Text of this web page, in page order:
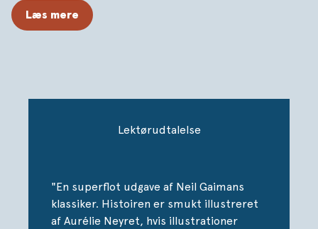
Coraline
er eventyr og gys, som river dig med fra første
side.
magisk værk!«
Læs mere
Lektørudtalelse
"En superflot udgave af Neil Gaimans
klassiker. Histoiren er smukt illustreret
af Aurélie Neyret, hvis illustrationer